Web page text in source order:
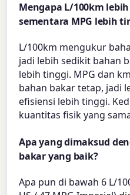
Mengapa L/100km
sementara MPG lebih
L/100km mengukur
jadi lebih sedikit bahan
lebih tinggi. MPG dan
bahan bakar tetap, jadi
efisiensi lebih tinggi.
kuantitas fisik yang
Apa yang dimaksud
bakar yang baik?
Apa pun di bawah 6 L/